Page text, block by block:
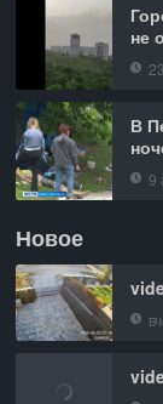
не
В
9
Новое